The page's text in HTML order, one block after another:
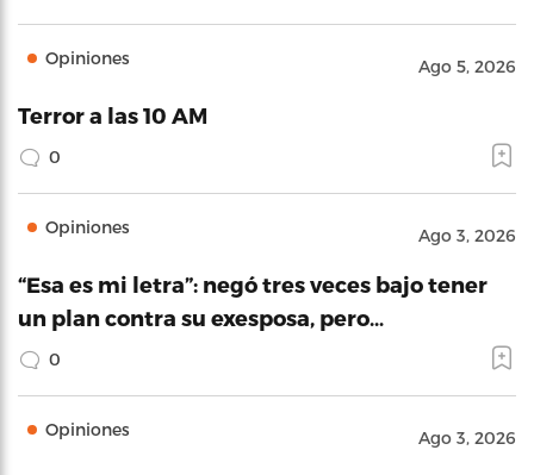
Opiniones Ago 5, 2026
Terror a las 10 AM
0
Opiniones Ago 3, 2026
“Esa es mi letra”: negó tres veces bajo tener
un plan contra su exesposa, pero…
0
Opiniones Ago 3, 2026